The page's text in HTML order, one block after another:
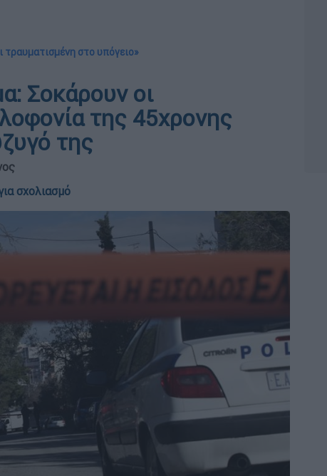
τραυματισμένη στο υπόγειο»
Σοκάρουν οι
της 45χρονης
της
σχολιασμό